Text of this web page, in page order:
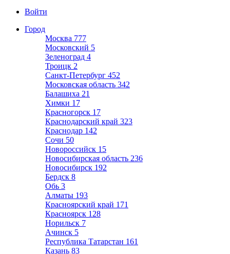
Войти
Город
Москва 777
Московский 5
Зеленоград 4
Троицк 2
Санкт-Петербург 452
Московская область 342
Балашиха 21
Химки 17
Красногорск 17
Краснодарский край 323
Краснодар 142
Сочи 50
Новороссийск 15
Новосибирская область 236
Новосибирск 192
Бердск 8
Обь 3
Алматы 193
Красноярский край 171
Красноярск 128
Норильск 7
Ачинск 5
Республика Татарстан 161
Казань 83